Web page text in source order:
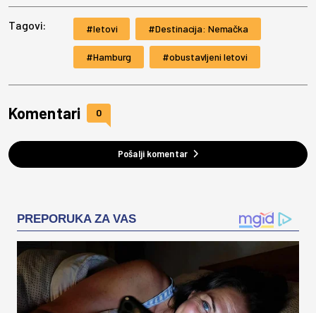
Tagovi: letovi Destinacija: Nemačka
Hamburg obustavljeni letovi
Komentari 0
Pošalji komentar
PREPORUKA ZA VAS